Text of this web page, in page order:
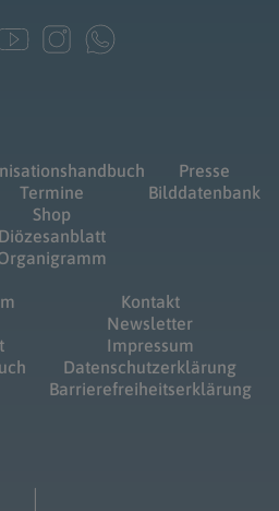
Termine
Shop
Diözesanblatt
Presse
Bilddatenbank
Kontakt
Newsletter
Impressum
Datenschutzerklärung
Barrierefreiheitserklärung